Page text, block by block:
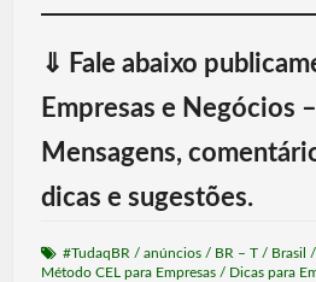
⇓ Fale abaixo
Empresas e Negócios
Mensagens,
dicas e sugestões.
#TudaqBR/ anúncios/ BR – T/ Brasil /
Método CEL para Empresas/ Dicas para